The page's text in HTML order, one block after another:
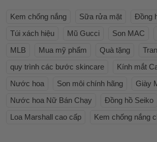
Kem chống nắng Sữa rửa mặt
Đồng
Túi xách hiệu
Mũ Gucci Son MAC
MLB
Mua mỹ phẩm Quà tặng
quy trình các bước skincare
Kính mắt
Nước hoa
Son môi chính hãng
Giày
Nước hoa Nữ Bán Chạy
Đồng hồ Seiko
Loa Marshall cao cấp
Kem chống nắng